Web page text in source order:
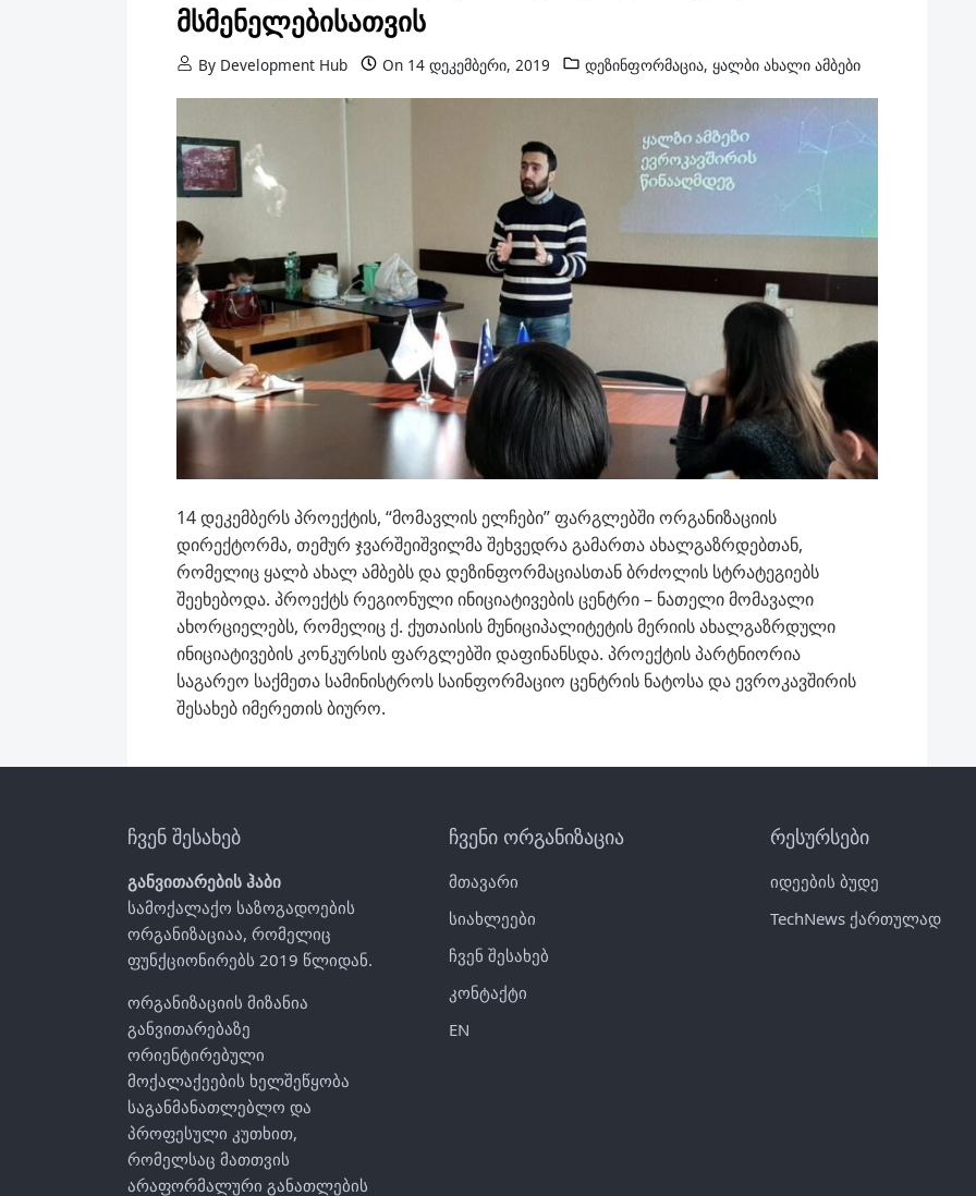
მსმენელებისათვის
By Development Hub On 14 დეკემბერი, 2019 დეზინფორმაცია, ყალბი ახალი ამბები
14 დეკემბერს პროექტის, “მომავლის ელჩები” ფარგლებში ორგანიზაციის
დირექტორმა, თემურ ჯვარშეიშვილმა შეხვედრა გამართა ახალგაზრდებთან,
რომელიც ყალბ ახალ ამბებს და დეზინფორმაციასთან ბრძოლის სტრატეგიებს
შეეხებოდა. პროექტს რეგიონული ინიციატივების ცენტრი – ნათელი მომავალი
ახორციელებს, რომელიც ქ. ქუთაისის მუნიციპალიტეტის მერიის ახალგაზრდული
ინიციატივების კონკურსის ფარგლებში დაფინანსდა. პროექტის პარტნიორია
საგარეო საქმეთა სამინისტროს საინფორმაციო ცენტრის ნატოსა და ევროკავშირის
შესახებ იმერეთის ბიურო.
ჩვენ შესახებ
განვითარების ჰაბი
სამოქალაქო საზოგადოების
ორგანიზაციაა, რომელიც
ფუნქციონირებს 2019 წლიდან.
ორგანიზაციის მიზანია
განვითარებაზე
ორიენტირებული
მოქალაქეების ხელშეწყობა
საგანმანათლებლო და
პროფესული კუთხით,
რომელსაც მათთვის
არაფორმალური განათლების
ჩვენი ორგანიზაცია
მთავარი
სიახლეები
ჩვენ შესახებ
კონტაქტი
EN
რესურსები
იდეების ბუდე
TechNews ქართულად